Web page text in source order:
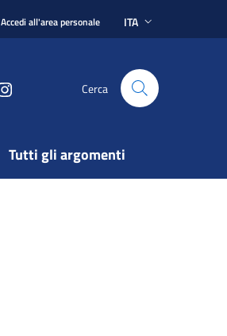
Accedi all'area personale ITA
Cerca
Tutti gli argomenti